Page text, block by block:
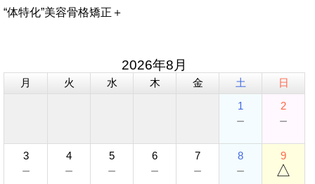
“体特化”美容骨格矯正＋
2026年8月
月 火 水 木 金 土 日
1
－
2
－
3
－
4
－
5
－
6
－
7
－
8
－
9
△